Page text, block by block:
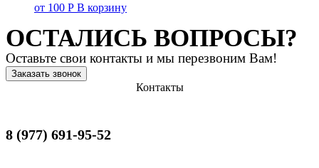
от 100 Р В корзину
ОСТАЛИСЬ ВОПРОСЫ?
Оставьте свои контакты и мы перезвоним Вам!
Заказать звонок
Контакты
8 (977) 691-95-52